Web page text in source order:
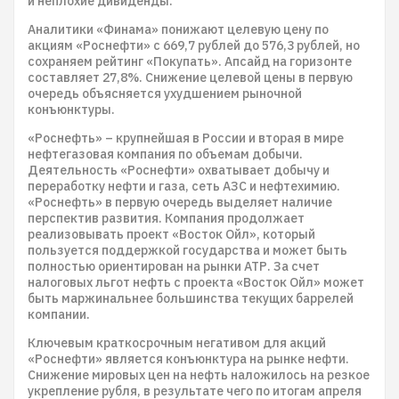
Аналитики «Финама» понижают целевую цену по
акциям «Роснефти» с 669,7 рублей до 576,3 рублей, но
сохраняем рейтинг «Покупать». Апсайд на горизонте
составляет 27,8%. Снижение целевой цены в первую
очередь объясняется ухудшением рыночной
конъюнктуры.
«Роснефть» – крупнейшая в России и вторая в мире
нефтегазовая компания по объемам добычи.
Деятельность «Роснефти» охватывает добычу и
переработку нефти и газа, сеть АЗС и нефтехимию.
«Роснефть» в первую очередь выделяет наличие
перспектив развития. Компания продолжает
реализовывать проект «Восток Ойл», который
пользуется поддержкой государства и может быть
полностью ориентирован на рынки АТР. За счет
налоговых льгот нефть с проекта «Восток Ойл» может
быть маржинальнее большинства текущих баррелей
компании.
Ключевым краткосрочным негативом для акций
«Роснефти» является конъюнктура на рынке нефти.
Снижение мировых цен на нефть наложилось на резкое
укрепление рубля, в результате чего по итогам апреля